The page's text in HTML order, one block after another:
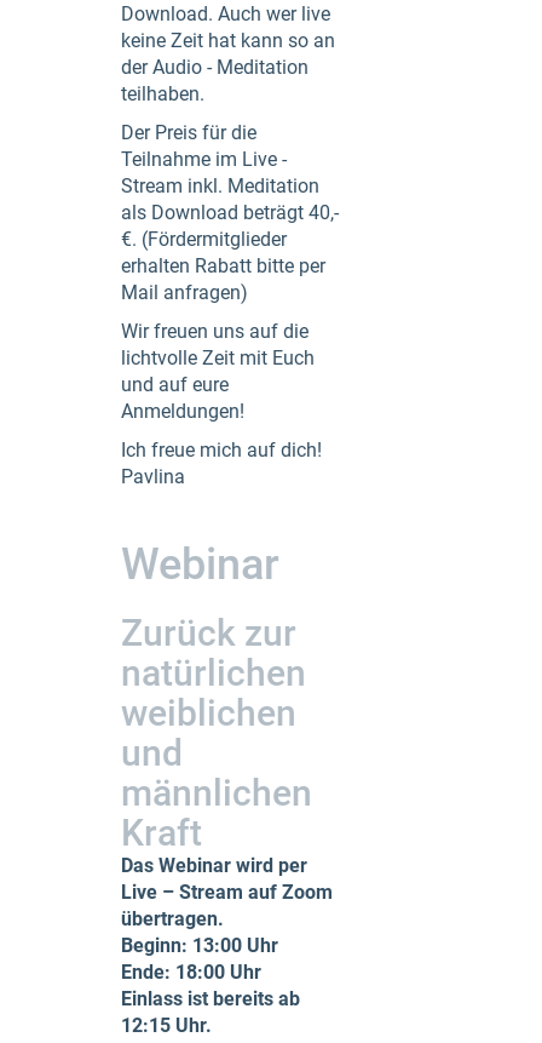
Download. Auch wer live
keine Zeit hat kann so an
der Audio - Meditation
teilhaben.
Der Preis für die
Teilnahme im Live -
Stream inkl. Meditation
als Download beträgt 40,-
€. (Fördermitglieder
erhalten Rabatt bitte per
Mail anfragen)
Wir freuen uns auf die
lichtvolle Zeit mit Euch
und auf eure
Anmeldungen!
Ich freue mich auf dich!
Pavlina
Webinar
Zurück zur
natürlichen
weiblichen
und
männlichen
Kraft
Das Webinar wird per
Live – Stream auf Zoom
übertragen.
Beginn: 13:00 Uhr
Ende: 18:00 Uhr
Einlass ist bereits ab
12:15 Uhr.